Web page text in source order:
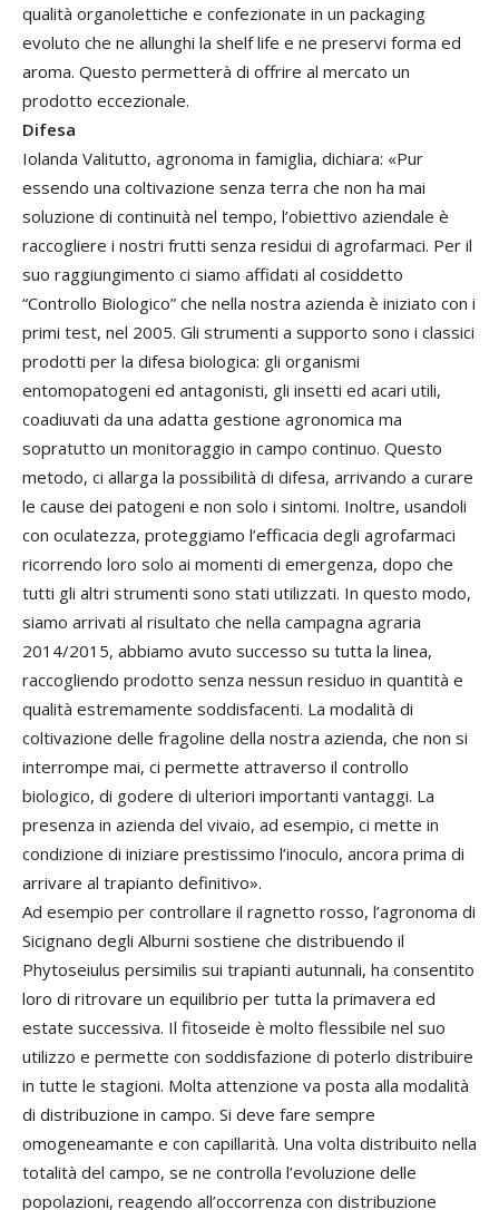
qualità organolettiche e confezionate in un packaging
evoluto che ne allunghi la shelf life e ne preservi forma ed
aroma. Questo permetterà di offrire al mercato un
prodotto eccezionale.
Difesa
Iolanda Valitutto, agronoma in famiglia, dichiara: «Pur
essendo una coltivazione senza terra che non ha mai
soluzione di continuità nel tempo, l’obiettivo aziendale è
raccogliere i nostri frutti senza residui di agrofarmaci. Per il
suo raggiungimento ci siamo affidati al cosiddetto
“Controllo Biologico” che nella nostra azienda è iniziato con i
primi test, nel 2005. Gli strumenti a supporto sono i classici
prodotti per la difesa biologica: gli organismi
entomopatogeni ed antagonisti, gli insetti ed acari utili,
coadiuvati da una adatta gestione agronomica ma
sopratutto un monitoraggio in campo continuo. Questo
metodo, ci allarga la possibilità di difesa, arrivando a curare
le cause dei patogeni e non solo i sintomi. Inoltre, usandoli
con oculatezza, proteggiamo l’efficacia degli agrofarmaci
ricorrendo loro solo ai momenti di emergenza, dopo che
tutti gli altri strumenti sono stati utilizzati. In questo modo,
siamo arrivati al risultato che nella campagna agraria
2014/2015, abbiamo avuto successo su tutta la linea,
raccogliendo prodotto senza nessun residuo in quantità e
qualità estremamente soddisfacenti. La modalità di
coltivazione delle fragoline della nostra azienda, che non si
interrompe mai, ci permette attraverso il controllo
biologico, di godere di ulteriori importanti vantaggi. La
presenza in azienda del vivaio, ad esempio, ci mette in
condizione di iniziare prestissimo l’inoculo, ancora prima di
arrivare al trapianto definitivo».
Ad esempio per controllare il ragnetto rosso, l’agronoma di
Sicignano degli Alburni sostiene che distribuendo il
Phytoseiulus persimilis sui trapianti autunnali, ha consentito
loro di ritrovare un equilibrio per tutta la primavera ed
estate successiva. Il fitoseide è molto flessibile nel suo
utilizzo e permette con soddisfazione di poterlo distribuire
in tutte le stagioni. Molta attenzione va posta alla modalità
di distribuzione in campo. Si deve fare sempre
omogeneamante e con capillarità. Una volta distribuito nella
totalità del campo, se ne controlla l’evoluzione delle
popolazioni, reagendo all’occorrenza con distribuzione